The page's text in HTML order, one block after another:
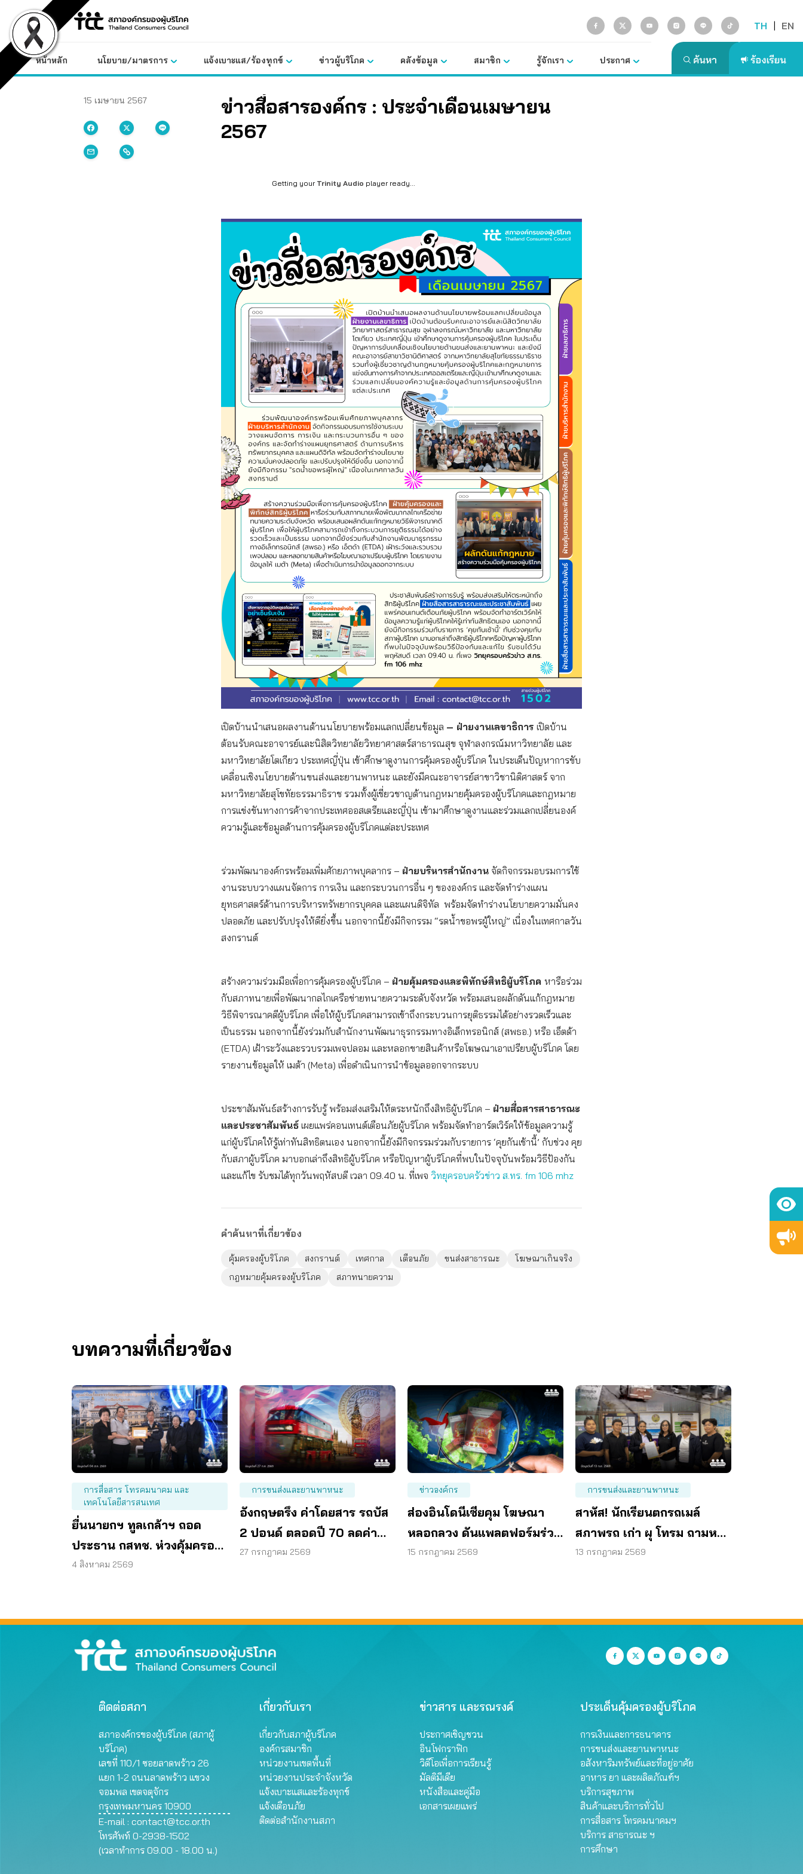
content
TH | EN
หน้าหลัก นโยบาย/มาตรการ แจ้งเบาะแส/ร้องทุกข์ ข่าวผู้บริโภค คลังข้อมูล สมาชิก รู้จักเรา ประกาศ
15 เมษายน 2567
ข่าวสื่อสารองค์กร : ประจำเดือนเมษายน
2567
Getting your Trinity Audio player ready...
เปิดบ้านนำเสนอผลงานด้านนโยบายพร้อมแลกเปลี่ยนข้อมูล – ฝ่ายงานเลขาธิการ เปิดบ้าน
ต้อนรับคณะอาจารย์และนิสิตวิทยาลัยวิทยาศาสตร์สาธารณสุข จุฬาลงกรณ์มหาวิทยาลัย และ
มหาวิทยาลัยโตเกียว ประเทศญี่ปุ่น เข้าศึกษาดูงานการคุ้มครองผู้บริโภค ในประเด็นปัญหาการขับ
เคลื่อนเชิงนโยบายด้านขนส่งและยานพาหนะ และยังมีคณะอาจารย์สาขาวิชานิติศาสตร์ จาก
มหาวิทยาลัยสุโขทัยธรรมาธิราช รวมทั้งผู้เชี่ยวชาญด้านกฎหมายคุ้มครองผู้บริโภคและกฎหมาย
การแข่งขันทางการค้าจากประเทศออสเตรียและญี่ปุ่น เข้ามาศึกษาดูงานและร่วมแลกเปลี่ยนองค์
ความรู้และข้อมูลด้านการคุ้มครองผู้บริโภคแต่ละประเทศ
ร่วมพัฒนาองค์กรพร้อมเพิ่มศักยภาพบุคลากร – ฝ่ายบริหารสำนักงาน จัดกิจกรรมอบรมการใช้
งานระบบวางแผนจัดการ การเงิน และกระบวนการอื่น ๆ ขององค์กร และจัดทำร่างแผน
ยุทธศาสตร์ด้านการบริหารทรัพยากรบุคคล และแผนดิจิทัล พร้อมจัดทำร่างนโยบายความมั่นคง
ปลอดภัย และปรับปรุงให้ดียิ่งขึ้น นอกจากนี้ยังมีกิจกรรม “รดน้ำขอพรผู้ใหญ่” เนื่องในเทศกาลวัน
สงกรานต์
สร้างความร่วมมือเพื่อการคุ้มครองผู้บริโภค – ฝ่ายคุ้มครองและพิทักษ์สิทธิผู้บริโภค หารือร่วม
กับสภาทนายเพื่อพัฒนากลไกเครือข่ายทนายความระดับจังหวัด พร้อมเสนอผลักดันแก้กฎหมาย
วิธีพิจารณาคดีผู้บริโภค เพื่อให้ผู้บริโภคสามารถเข้าถึงกระบวนการยุติธรรมได้อย่างรวดเร็วและ
เป็นธรรม นอกจากนี้ยังร่วมกับสำนักงานพัฒนาธุรกรรมทางอิเล็กทรอนิกส์ (สพธอ.) หรือ เอ็ตด้า
(ETDA) เฝ้าระวังและรวบรวมเพจปลอม และหลอกขายสินค้าหรือโฆษณาเอาเปรียบผู้บริโภค โดย
รายงานข้อมูลให้ เมต้า (Meta) เพื่อดำเนินการนำข้อมูลออกจากระบบ
ประชาสัมพันธ์สร้างการรับรู้ พร้อมส่งเสริมให้ตระหนักถึงสิทธิผู้บริโภค – ฝ่ายสื่อสารสาธารณะ
และประชาสัมพันธ์ เผยแพร่คอนเทนต์เตือนภัยผู้บริโภค พร้อมจัดทำอาร์ตเวิร์คให้ข้อมูลความรู้
แก่ผู้บริโภคให้รู้เท่าทันสิทธิตนเอง นอกจากนี้ยังมีกิจกรรมร่วมกับรายการ ‘คุยกันเช้านี้’ กับช่วง คุย
กับสภาผู้บริโภค มาบอกเล่าถึงสิทธิผู้บริโภค หรือปัญหาผู้บริโภคที่พบในปัจจุบันพร้อมวิธีป้องกัน
และแก้ไข รับชมได้ทุกวันพฤหัสบดี เวลา 09.40 น. ที่เพจ วิทยุครอบครัวข่าว ส.ทร. fm 106 mhz
คำค้นหาที่เกี่ยวข้อง
คุ้มครองผู้บริโภค สงกรานต์ เทศกาล เตือนภัย ขนส่งสาธารณะ
โฆษณาเกินจริง
กฎหมายคุ้มครองผู้บริโภค
สภาทนายความ
บทความที่เกี่ยวข้อง
การสื่อสาร โทรคมนาคม และ
เทคโนโลยีสารสนเทศ
ยื่นนายกฯ ทูลเกล้าฯ ถอด
ประธาน กสทช. ห่วงคุ้มครอง
ผู้บริโภคสะดุด
4 สิงหาคม 2569
การขนส่งและยานพาหนะ
อังกฤษตรึง ค่าโดยสาร รถบัส
2 ปอนด์ ตลอดปี 70 ลดค่า
ครองชีพ
27 กรกฎาคม 2569
ข่าวองค์กร
ส่องอินโดนีเซียคุม โฆษณา
หลอกลวง ดันแพลตฟอร์มร่วม
รับผิดชอบ
15 กรกฎาคม 2569
การขนส่งและยานพาหนะ
สาหัส! นักเรียนตกรถเมล์
สภาพรถ เก่า ผุ โทรม ถามหา
มาตรฐานรถปลอดภัย
13 กรกฎาคม 2569
ติดต่อสภา
สภาองค์กรของผู้บริโภค (สภาผู้
บริโภค)
เลขที่ 110/1 ซอยลาดพร้าว 26
แยก 1-2 ถนนลาดพร้าว แขวง
จอมพล เขตจตุจักร
กรุงเทพมหานคร 10900
E-mail : contact@tcc.or.th
โทรศัพท์ 0-2938-1502
(เวลาทำการ 09.00 - 18.00 น.)
เกี่ยวกับเรา
เกี่ยวกับสภาผู้บริโภค
องค์กรสมาชิก
หน่วยงานเขตพื้นที่
หน่วยงานประจำจังหวัด
แจ้งเบาะแสและร้องทุกข์
แจ้งเตือนภัย
ติดต่อสำนักงานสภา
ข่าวสาร และรณรงค์
ประกาศเชิญชวน
อินโฟกราฟิก
วิดีโอเพื่อการเรียนรู้
มัลติมีเดีย
หนังสือและคู่มือ
เอกสารเผยแพร่
ประเด็นคุ้มครองผู้บริโภค
การเงินและการธนาคาร
การขนส่งและยานพาหนะ
อสังหาริมทรัพย์และที่อยู่อาศัย
อาหาร ยา และผลิตภัณฑ์ฯ
บริการสุขภาพ
สินค้าและบริการทั่วไป
การสื่อสาร โทรคมนาคมฯ
บริการ สาธารณะ ฯ
การศึกษา